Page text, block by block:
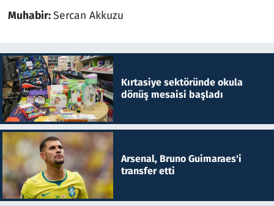
Muhabir:Sercan Akkuzu
Kırtasiye sektöründe okula
dönüş mesaisi başladı
Arsenal, Bruno Guimaraes'i
transfer etti